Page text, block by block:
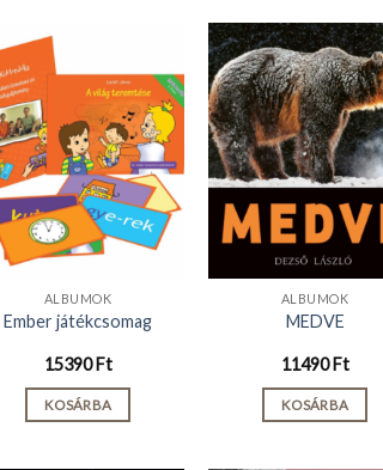
ALBUMOK
Ember játékcsomag
15390Ft
KOSÁRBA
ALBUMOK
MEDVE
11490Ft
KOSÁRBA